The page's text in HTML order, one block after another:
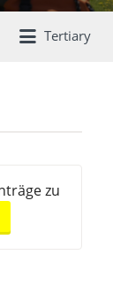
Tertiary
zu